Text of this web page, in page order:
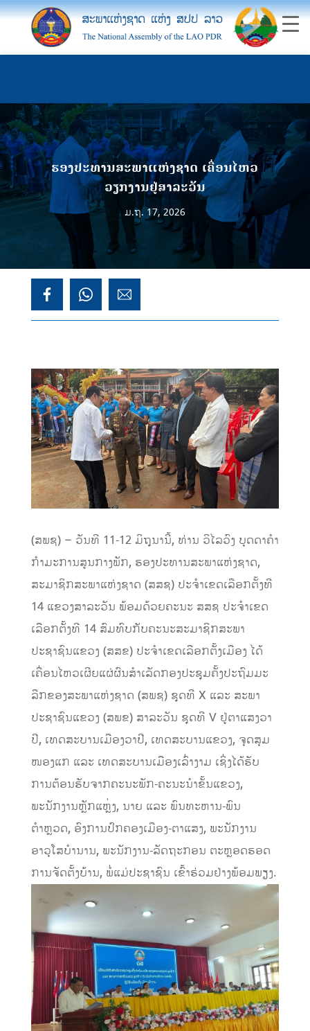
ຮອງປະທານສະພາແຫ່ງຊາດ ເຄື່ອນໄຫວ
ວຽກງານຢູ່ສາລະວັນ
ມ.ຖ. 17, 2026
(ສພຊ) – ວັນທີ 11-12 ມິຖຸນານີ້, ທ່ານ ວິໄລວົງ ບຸດດາຄຳ
ກຳມະການສູນກາງພັກ, ຮອງປະທານສະພາແຫ່ງຊາດ,
ສະມາຊິກສະພາແຫ່ງຊາດ (ສສຊ) ປະຈຳເຂດເລືອກຕັ້ງທີ
14 ແຂວງສາລະວັນ ພ້ອມດ້ວຍຄະນະ ສສຊ ປະຈຳເຂດ
ເລືອກຕັ້ງທີ 14 ສົມທົບກັບຄະນະສະມາຊິກສະພາ
ປະຊາຊົນແຂວງ (ສສຂ) ປະຈຳເຂດເລືອກຕັ້ງເມືອງ ໄດ້
ເຄື່ອນໄຫວເຜີຍແຜ່ຜົນສຳເລັດກອງປະຊຸມຄັ້ງປະຖົມມະ
ລືກຂອງສະພາແຫ່ງຊາດ (ສພຊ) ຊຸດທີ X ແລະ ສະພາ
ປະຊາຊົນແຂວງ (ສພຂ) ສາລະວັນ ຊຸດທີ V ຢູ່ຕາແສງວາ
ປີ, ເທດສະບານເມືອງວາປີ, ເທດສະບານແຂວງ, ຈຸດສຸມ
ໜອງແກ ແລະ ເທດສະບານເມືອງເລົ່າງາມ ເຊິ່ງໄດ້ຮັບ
ການຕ້ອນຮັບຈາກຄະນະພັກ-ຄະນະນໍາຂັ້ນແຂວງ,
ພະນັກງານຫຼັກແຫຼ່ງ, ນາຍ ແລະ ພົນທະຫານ-ພົນ
ຕຳຫຼວດ, ອົງການປົກຄອງເມືອງ-ຕາແສງ, ພະນັກງານ
ອາວຸໂສບໍານານ, ພະນັກງານ-ລັດຖະກອນ ຕະຫຼອດຮອດ
ການຈັດຕັ້ງບ້ານ, ພໍ່ແມ່ປະຊາຊົນ ເຂົ້າຮ່ວມຢ່າງພ້ອມພຽງ.